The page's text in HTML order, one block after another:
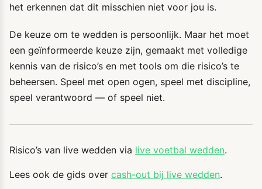
het erkennen dat dit misschien niet voor jou is.
De keuze om te wedden is persoonlijk. Maar het moet
een geïnformeerde keuze zijn, gemaakt met volledige
kennis van de risico’s en met tools om die risico’s te
beheersen. Speel met open ogen, speel met discipline,
speel verantwoord — of speel niet.
Risico’s van live wedden via live voetbal wedden.
Lees ook de gids over cash-out bij live wedden.